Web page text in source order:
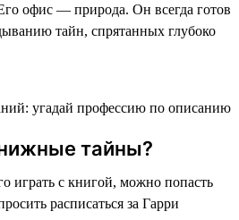
офис — природа. Он всегда готов
тайн, спрятанных глубоко
тайны?
играть с книгой, можно попасть
расписаться за Гарри